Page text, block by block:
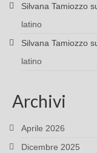
Silvana Tamiozzo
latino
Silvana Tamiozzo
latino
Archivi
Aprile 2026
Dicembre 2025